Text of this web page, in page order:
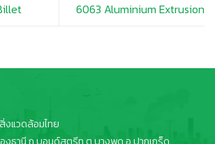
6063 Aluminium Extrusion
แวดล้อมไทย